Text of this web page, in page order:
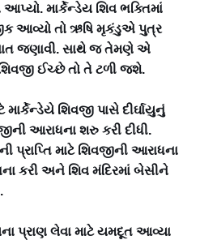
માર્કેન્ડેય શિવ ભક્તિમાં
આવ્યો તો ઋષિ મૃકંડુએ પુત્ર
જણાવી. સાથે જ તેમણે એ
ઈચ્છે તો તે ટળી જશે.
માર્કેન્ડેયે શિવજી પાસે દીર્ઘાયુનું
આરાધના શરુ કરી દીધી.
પ્રાપ્તિ માટે શિવજીની આરાધના
કરી અને શિવ મંદિરમાં બેસીને
પ્રાણ લેવા માટે યમદૂત આવ્યા